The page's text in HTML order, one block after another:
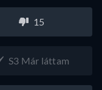
15
S3 Már láttam